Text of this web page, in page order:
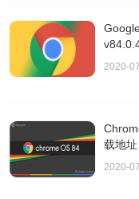
2020-
载地址
2020-